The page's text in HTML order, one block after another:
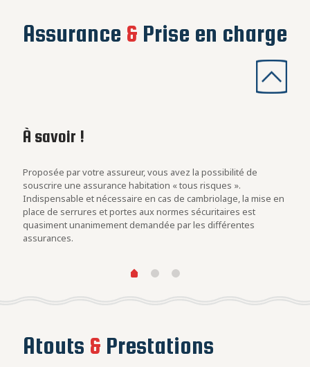
Assurance & Prise en charge
À savoir !
Proposée par votre assureur, vous avez la possibilité de
souscrire une assurance habitation « tous risques ».
Indispensable et nécessaire en cas de cambriolage, la mise en
place de serrures et portes aux normes sécuritaires est
quasiment unanimement demandée par les différentes
assurances.
Atouts & Prestations